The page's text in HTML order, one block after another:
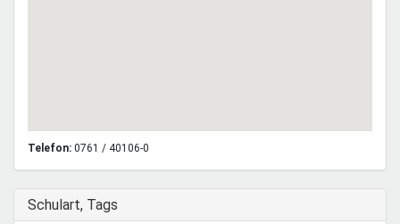
Telefon: 0761 / 40106-0
Ausblenden
Schulart, Tags